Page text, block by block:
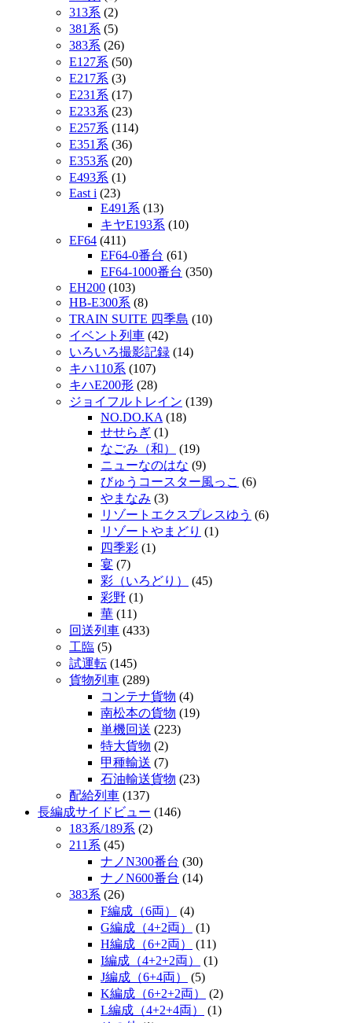
313系 (2)
381系 (5)
383系 (26)
E127系 (50)
E217系 (3)
E231系 (17)
E233系 (23)
E257系 (114)
E351系 (36)
E353系 (20)
E493系 (1)
East i (23)
E491系 (13)
キヤE193系 (10)
EF64 (411)
EF64-0番台 (61)
EF64-1000番台 (350)
EH200 (103)
HB-E300系 (8)
TRAIN SUITE 四季島 (10)
イベント列車 (42)
いろいろ撮影記録 (14)
キハ110系 (107)
キハE200形 (28)
ジョイフルトレイン (139)
NO.DO.KA(18)
せせらぎ (1)
なごみ（和）
(19)
ニューなのはな (9)
びゅうコースター風っこ (6)
やまなみ (3)
リゾートエクスプレスゆう (6)
リゾートやまどり (1)
四季彩 (1)
宴 (7)
彩（いろどり）
(45)
彩野 (1)
華 (11)
回送列車 (433)
工臨 (5)
試運転 (145)
貨物列車 (289)
コンテナ貨物 (4)
南松本の貨物 (19)
単機回送 (223)
特大貨物 (2)
甲種輸送 (7)
石油輸送貨物 (23)
配給列車 (137)
長編成サイドビュー (146)
183系/189系 (2)
211系 (45)
ナノN300番台 (30)
ナノN600番台 (14)
383系 (26)
F編成（6両）
(4)
G編成（4+2両）
(1)
H編成（6+2両）
(11)
I編成（4+2+2両）
(1)
J編成（6+4両）
(5)
K編成（6+2+2両）
(2)
L編成（4+2+4両）
(1)